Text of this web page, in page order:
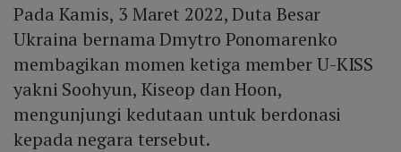
Pada Kamis, 3 Maret 2022, Duta Besar
Ukraina bernama Dmytro Ponomarenko
membagikan momen ketiga member U-KISS
yakni Soohyun, Kiseop dan Hoon,
mengunjungi kedutaan untuk berdonasi
kepada negara tersebut.